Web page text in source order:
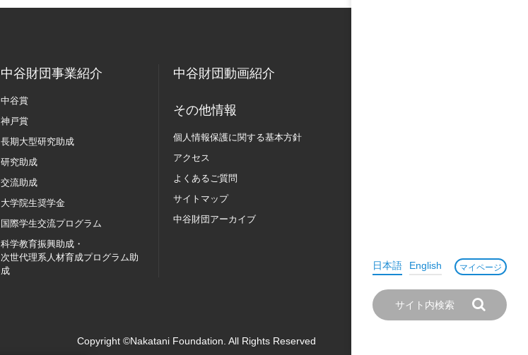
日本語 English マイページ
中谷財団事業紹介
中谷賞
神戸賞
長期大型研究助成
研究助成
交流助成
大学院生奨学金
国際学生交流プログラム
科学教育振興助成・
次世代理系人材育成プログラム助
成
中谷財団動画紹介
その他情報
個人情報保護に関する基本方針
アクセス
よくあるご質問
サイトマップ
中谷財団アーカイブ
Copyright ©Nakatani Foundation. All Rights Reserved